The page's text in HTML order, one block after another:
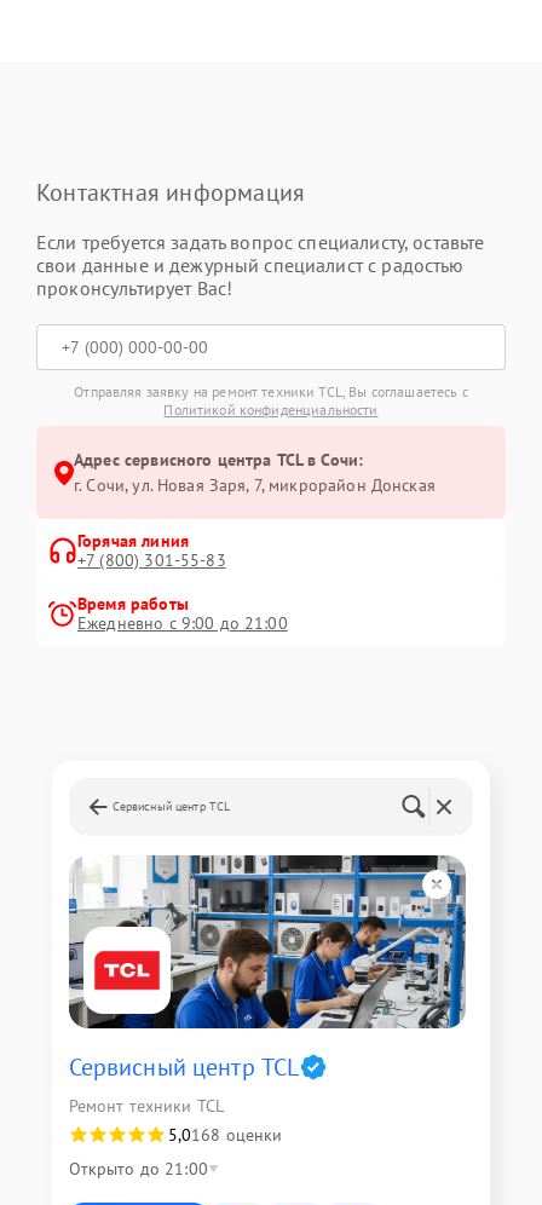
Контактная информация
Если требуется задать вопрос специалисту, оставьте
свои данные и дежурный специалист с радостью
проконсультирует Вас!
Отправляя заявку на ремонт техники TCL, Вы соглашаетесь с
Политикой конфиденциальности
Адрес сервисного центра TCL в Сочи:
г. Сочи, ул. Новая Заря, 7, микрорайон Донская
Горячая линия
+7 (800) 301-55-83
Время работы
Ежедневно с 9:00 до 21:00
Сервисный центр TCL
Сервисный центр TCL
Ремонт техники TCL
5,0168 оценки
Открыто до 21:00